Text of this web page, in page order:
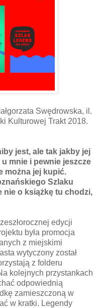
Swędrowska, il.
Kulturowej Trakt 2018.
jest, ale tak jakby jej
mnie i pewnie jeszcze
można jej kupić.
Szlaku
nie o książkę tu chodzi,
edycji
była promocja
z miejskimi
wytyczony został
z folderu
kolejnych przystankach
odpowiednią
zamieszczoną w
w kratki. Legendy